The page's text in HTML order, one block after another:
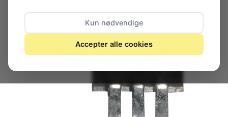
Kun nødvendige
Accepter alle cookies